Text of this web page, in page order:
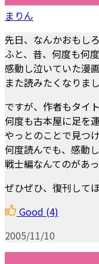
まりん
先日、なんかおもし
ふと、昔、何度も何
感動し泣いていた漫
また読みたくなりまし
ですが、作者もタイ
何度も古本屋に足を
やっとのことで見つ
何度読んでも、感動
戦士編なんてのがあ
ぜひぜひ、復刊して
Good (4)
2005/11/10